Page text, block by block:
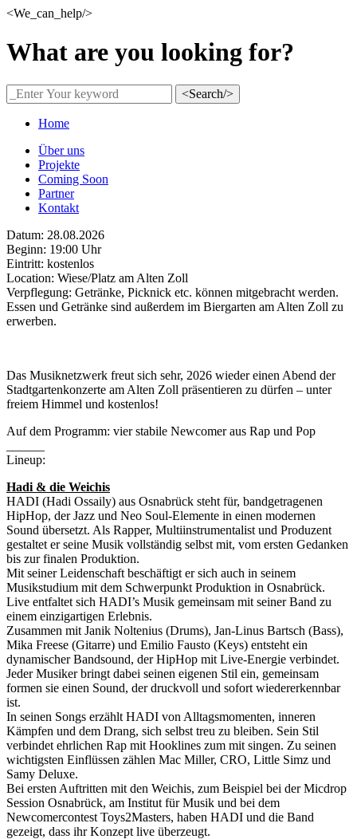
<We_can_help/>
What are you looking for?
<Search/>
Home
Über uns
Projekte
Coming Soon
Partner
Kontakt
Datum: 28.08.2026
Beginn: 19:00 Uhr
Eintritt: kostenlos
Location: Wiese/Platz am Alten Zoll
Verpflegung: Getränke, Picknick etc. können mitgebracht werden.
Essen und Getränke sind außerdem im Biergarten am Alten Zoll zu
erwerben.
Das Musiknetzwerk freut sich sehr, 2026 wieder einen Abend der
Stadtgartenkonzerte am Alten Zoll präsentieren zu dürfen – unter
freiem Himmel und kostenlos!
Auf dem Programm: vier stabile Newcomer aus Rap und Pop
Lineup:
Hadi & die Weichis
HADI (Hadi Ossaily) aus Osnabrück steht für, bandgetragenen
HipHop, der Jazz und Neo Soul-Elemente in einen modernen
Sound übersetzt. Als Rapper, Multiinstrumentalist und Produzent
gestaltet er seine Musik vollständig selbst mit, vom ersten Gedanken
bis zur finalen Produktion.
Mit seiner Leidenschaft beschäftigt er sich auch in seinem
Musikstudium mit dem Schwerpunkt Produktion in Osnabrück.
Live entfaltet sich HADI’s Musik gemeinsam mit seiner Band zu
einem einzigartigen Erlebnis.
Zusammen mit Janik Noltenius (Drums), Jan-Linus Bartsch (Bass),
Mika Freese (Gitarre) und Emilio Fausto (Keys) entsteht ein
dynamischer Bandsound, der HipHop mit Live-Energie verbindet.
Jeder Musiker bringt dabei seinen eigenen Stil ein, gemeinsam
formen sie einen Sound, der druckvoll und sofort wiedererkennbar
ist.
In seinen Songs erzählt HADI von Alltagsmomenten, inneren
Kämpfen und dem Drang, sich selbst treu zu bleiben. Sein Stil
verbindet ehrlichen Rap mit Hooklines zum mit singen. Zu seinen
wichtigsten Einflüssen zählen Mac Miller, CRO, Little Simz und
Samy Deluxe.
Bei ersten Auftritten mit den Weichis, zum Beispiel bei der Micdrop
Session Osnabrück, am Institut für Musik und bei dem
Newcomercontest Toys2Masters, haben HADI und die Band
gezeigt, dass ihr Konzept live überzeugt.